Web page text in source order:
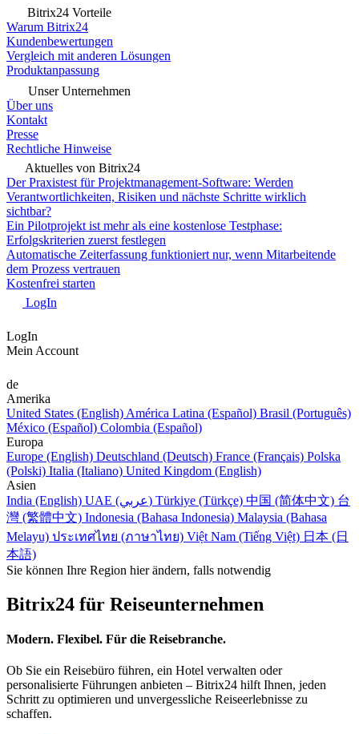
Bitrix24 Vorteile
Warum Bitrix24
Kundenbewertungen
Vergleich mit anderen Lösungen
Produktanpassung
Unser Unternehmen
Über uns
Kontakt
Presse
Rechtliche Hinweise
Aktuelles von Bitrix24
Der Praxistest für Projektmanagement-Software: Werden
Verantwortlichkeiten, Risiken und nächste Schritte wirklich
sichtbar?
Ein Pilotprojekt ist mehr als eine kostenlose Testphase:
Erfolgskriterien zuerst festlegen
Automatische Zeiterfassung funktioniert nur, wenn Mitarbeitende
dem Prozess vertrauen
Kostenfrei starten
LogIn
LogIn
Mein Account
de
Amerika
United States (English) América Latina (Español) Brasil (Português)
México (Español) Colombia (Español)
Europa
Europe (English) Deutschland (Deutsch) France (Français) Polska
(Polski) Italia (Italiano) United Kingdom (English)
Asien
India (English)
UAE (عربي) Türkiye (Türkçe) 中国 (简体中文) 台
灣 (繁體中文) Indonesia (Bahasa Indonesia) Malaysia (Bahasa
Melayu) ประเทศไทย (ภาษาไทย) Việt Nam (Tiếng Việt) 日本 (日
本語)
Sie können Ihre Region hier ändern, falls notwendig
Bitrix24 für Reiseunternehmen
Modern. Flexibel. Für die Reisebranche.
Ob Sie ein Reisebüro führen, ein Hotel verwalten oder
personalisierte Führungen anbieten – Bitrix24 hilft Ihnen, jeden
Schritt zu optimieren und unvergessliche Reiseerlebnisse zu
schaffen.